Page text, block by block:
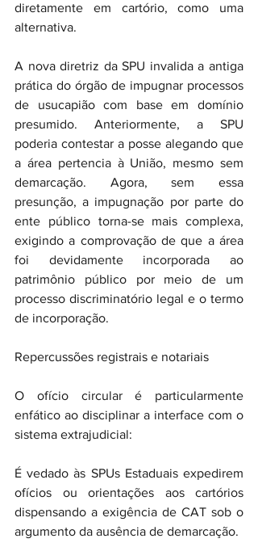
diretamente em cartório, como uma
alternativa.
A nova diretriz da SPU invalida a antiga
prática do órgão de impugnar processos
de usucapião com base em domínio
presumido. Anteriormente, a SPU
poderia contestar a posse alegando que
a área pertencia à União, mesmo sem
demarcação. Agora, sem essa
presunção, a impugnação por parte do
ente público torna-se mais complexa,
exigindo a comprovação de que a área
foi devidamente incorporada ao
patrimônio público por meio de um
processo discriminatório legal e o termo
de incorporação.
Repercussões registrais e notariais
O ofício circular é particularmente
enfático ao disciplinar a interface com o
sistema extrajudicial:
É vedado às SPUs Estaduais expedirem
ofícios ou orientações aos cartórios
dispensando a exigência de CAT sob o
argumento da ausência de demarcação.